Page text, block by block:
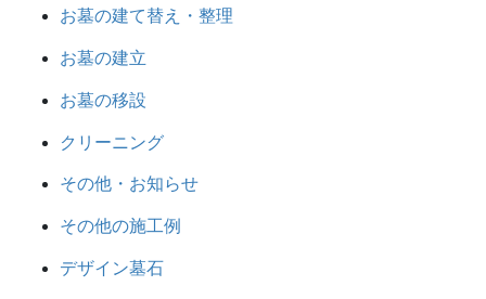
お墓の建て替え・整理
お墓の建立
お墓の移設
クリーニング
その他・お知らせ
その他の施工例
デザイン墓石